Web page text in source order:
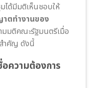
ได้มีมติเห็นชอบให้
าตทำงานของ
มมติคณะรัฐมนตรีเมื่อ
สำคัญ ดังนี้
ความต้องการ